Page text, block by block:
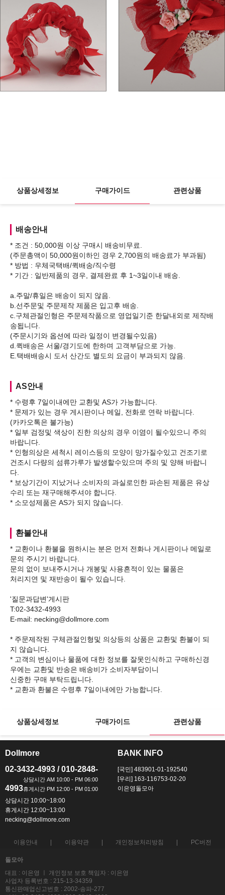
상품상세정보 구매가이드 관련상품
배송안내
* 조건 : 50,000원 이상 구매시 배송비무료.
(주문총액이 50,000원이하인 경우 2,700원의 배송료가 부과됨)
* 방법 : 우체국택배/퀵배송/직수령
* 기간 : 일반제품의 경우, 결제완료 후 1~3일이내 배송.
a.주말/휴일은 배송이 되지 않음.
b.선주문및 주문제작 제품은 입고후 배송.
c.구체관절인형은 주문제작품으로 영업일기준 한달내외로 제작배
송됩니다.
(주문시기와 옵션에 따라 일정이 변경될수있음)
d.퀵배송은 서울/경기도에 한하며 고객부담으로 가능.
AS안내
* 수령후 7일이내에만 교환및 AS가 가능합니다.
* 문제가 있는 경우 게시판이나 메일, 전화로 연락 바랍니다.
(카카오톡은 불가능)
* 일부 검정및 색상이 진한 의상의 경우 이염이 될수있으니 주의
바랍니다.
* 인형의상은 세척시 레이스등의 모양이 망가질수있고 건조기로
건조시 다량의 섬류가루가 발생할수있으며 주의 및 양해 바랍니
다.
* 보상기간이 지났거나 소비자의 과실로인한 파손된 제품은 유상
수리 또는 재구매해주셔야 합니다.
환불안내
* 교환이나 환불을 원하시는 분은 먼저 전화나 게시판이나 메일로
문의 주시기 바랍니다.
문의 없이 보내주시거나 개봉및 사용흔적이 있는 물품은
처리지연 및 재반송이 될수 있습니다.
'질문과답변'게시판
T:02-3432-4993
E-mail: necking@dollmore.com
* 주문제작된 구체관절인형및 의상등의 상품은 교환및 환불이 되
지 않습니다.
* 고객의 변심이나 물품에 대한 정보를 잘못인식하고 구매하신경
우에는 교환및 반송은 배송비가 소비자부담이니
신중한 구매 부탁드립니다.
상품상세정보 구매가이드 관련상품
Dollmore
02-3432-4993 / 010-2848-
4993
상담시간 10:00~18:00
휴게시간 12:00~13:00
necking@dollmore.com
BANK INFO
[국민] 483901-01-192540
[우리] 163-116753-02-20
이은영돌모아
이용안내 이용약관 개인정보처리방침 PC버전
돌모아
대표 : 이은영 ㅣ 개인정보 보호 책임자 : 이은영
사업자 등록번호 : 215-13-34359
통신판매업신고번호 : 2002-송파-277